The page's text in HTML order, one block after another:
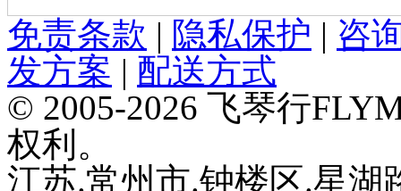
免责条款 | 隐私保护 | 咨
发方案 | 配送方式
© 2005-2026 飞琴行
权利。
江苏.常州市.钟楼区.星湖